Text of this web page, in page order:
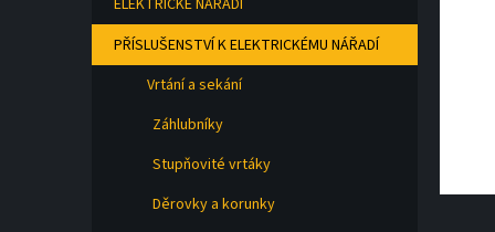
e
ELEKTRICKÉ NÁŘADÍ
PŘÍSLUŠENSTVÍ K ELEKTRICKÉMU NÁŘADÍ
Vrtání a sekání
Záhlubníky
Stupňovité vrtáky
Děrovky a korunky